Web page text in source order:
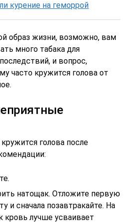
курение на геморрой
образ жизни, возможно, вам
много табака для
и вопрос,
часто кружится голова от
голова после
натощак. Отложите первую
и сначала позавтракайте. На
кровь лучше усваивает